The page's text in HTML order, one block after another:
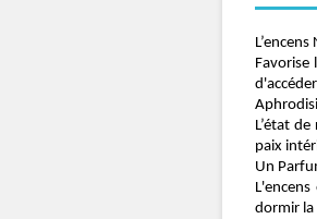
Favorise
L’état
paix
Un
dormir la